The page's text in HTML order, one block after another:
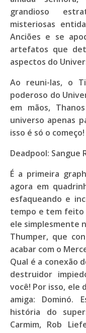
grandioso
misteriosas
Anciões e se
artefatos que
aspectos do
Ao reuni-las, o
poderoso do
em mãos,
universo apenas
isso é só o começo!
Deadpool: Sangue
É a primeira
agora em
esfaqueando e
tempo e tem feito
ele simplesmente
Thumper, que
acabar com o
Qual é a conexão
destruidor
você! Por isso, ele
amiga: Dominó.
história do
Carmim, Rob